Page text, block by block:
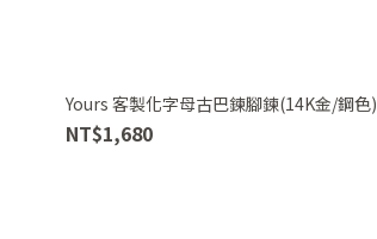
Yours 客製化字母古巴鍊腳鍊(14K金/鋼色)
NT$1,680